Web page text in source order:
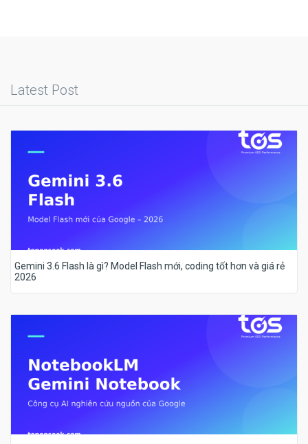
Latest Post
Gemini 3.6 Flash là gì? Model Flash mới, coding tốt hơn và giá rẻ
2026